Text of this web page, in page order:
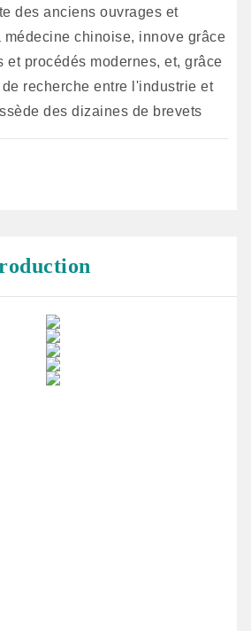
des anciens ouvrages et
médecine chinoise, innove grâce
et procédés modernes, et, grâce
recherche entre l'industrie et
des dizaines de brevets
technologies de formulation
des dizaines de gammes et